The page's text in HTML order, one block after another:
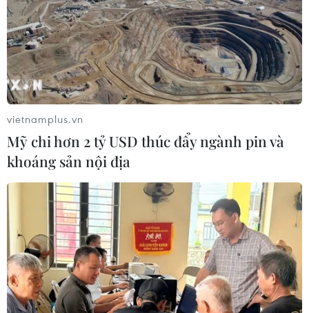
vietnamplus.vn
Mỹ chi hơn 2 tỷ USD thúc đẩy ngành pin và
khoáng sản nội địa